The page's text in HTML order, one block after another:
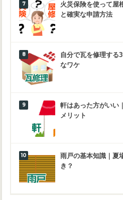
火災保険を使って屋
と確実な申請方法
自分で瓦を修理する
なワケ
軒はあった方がいい
メリット
雨戸の基本知識｜夏
き？